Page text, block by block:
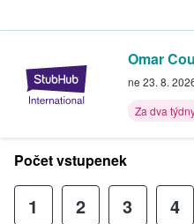
Omar
ne 23. 8.
Za dva
Počet vstupenek
1 2 3 4